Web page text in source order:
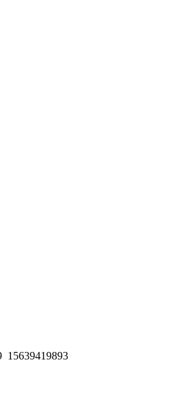
15639419893